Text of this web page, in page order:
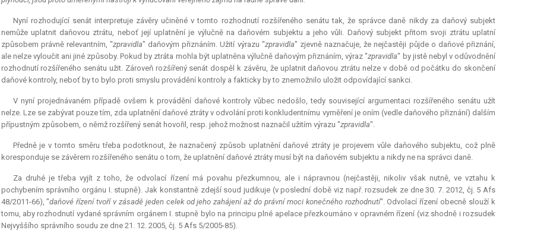
Nyní rozhodující senát interpretuje závěry učiněné v tomto rozhodnutí rozšířeného senátu tak, že správce daně nikdy za daňový subjekt
nemůže uplatnit daňovou ztrátu, neboť její uplatnění je výlučně na daňovém subjektu a jeho vůli. Daňový subjekt přitom svoji ztrátu uplatní
způsobem právně relevantním, "zpravidla" daňovým přiznáním. Užití výrazu "zpravidla" zjevně naznačuje, že nejčastěji půjde o daňové přiznání,
ale nelze vyloučit ani jiné způsoby. Pokud by ztráta mohla být uplatněna výlučně daňovým přiznáním, výraz "zpravidla" by jistě nebyl v odůvodnění
rozhodnutí rozšířeného senátu užit. Zároveň rozšířený senát dospěl k závěru, že uplatnit daňovou ztrátu nelze v době od počátku do skončení
daňové kontroly, neboť by to bylo proti smyslu provádění kontroly a fakticky by to znemožnilo uložit odpovídající sankci.
V nyní projednávaném případě ovšem k provádění daňové kontroly vůbec nedošlo, tedy související argumentaci rozšířeného senátu užít
nelze. Lze se zabývat pouze tím, zda uplatnění daňové ztráty v odvolání proti konkludentnímu vyměření je oním (vedle daňového přiznání) dalším
přípustným způsobem, o němž rozšířený senát hovořil, resp. jehož možnost naznačil užitím výrazu "zpravidla".
Předně je v tomto směru třeba podotknout, že naznačený způsob uplatnění daňové ztráty je projevem vůle daňového subjektu, což plně
koresponduje se závěrem rozšířeného senátu o tom, že uplatnění daňové ztráty musí být na daňovém subjektu a nikdy ne na správci daně.
Za druhé je třeba vyjít z toho, že odvolací řízení má povahu přezkumnou, ale i nápravnou (nejčastěji, nikoliv však nutně, ve vztahu k
pochybením správního orgánu I. stupně). Jak konstantně zdejší soud judikuje (v poslední době viz např. rozsudek ze dne 30. 7. 2012, čj. 5 Afs
48/2011-66), "daňové řízení tvoří v zásadě jeden celek od jeho zahájení až do právní moci konečného rozhodnutí". Odvolací řízení obecně slouží k
tomu, aby rozhodnutí vydané správním orgánem I. stupně bylo na principu plné apelacepřezkoumáno v opravném řízení (viz shodně i rozsudek
Nejvyššího správního soudu ze dne 21. 12. 2005, čj. 5 Afs 5/2005-85).